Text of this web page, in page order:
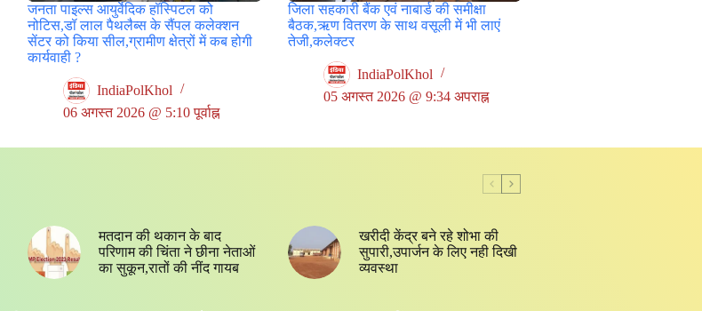
जनता पाइल्स आयुर्वेदिक हॉस्पिटल को
नोटिस,डॉ लाल पैथलैब्स के सैंपल कलेक्शन
सेंटर को किया सील,ग्रामीण क्षेत्रों में कब होगी
कार्यवाही ?
IndiaPolKhol
06 अगस्त 2026 @ 5:10 पूर्वाह्न
जिला सहकारी बैंक एवं नाबार्ड की समीक्षा
बैठक,ऋण वितरण के साथ वसूली में भी लाएं
तेजी,कलेक्टर
IndiaPolKhol
05 अगस्त 2026 @ 9:34 अपराह्न
मतदान की थकान के बाद
परिणाम की चिंता ने छीना नेताओं
का सुकून,रातों की नींद गायब
खरीदी केंद्र बने रहे शोभा की
सुपारी,उपार्जन के लिए नही दिखी
व्यवस्था